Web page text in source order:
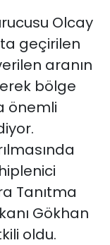
Olcay
geçirilen
aranın
bölge
önemli
Tanıtma
Gökhan
oldu.